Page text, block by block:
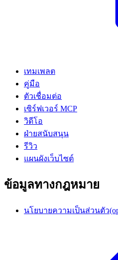
เทมเพลต
คู่มือ
ตัวเชื่อมต่อ
เซิร์ฟเวอร์ MCP
วิดีโอ
ฝ่ายสนับสนุน
รีวิว
แผนผังเว็บไซต์
ข้อมูลทางกฎหมาย
นโยบายความเป็นส่วนตัว